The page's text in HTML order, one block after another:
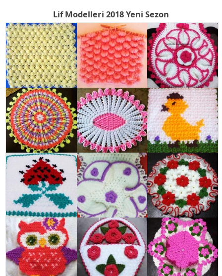
Lif Modelleri 2018 Yeni Sezon